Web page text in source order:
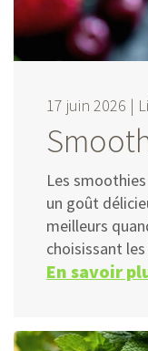
17 juin 2026 |
Les
un goût
meilleurs
choisissant
En savoir